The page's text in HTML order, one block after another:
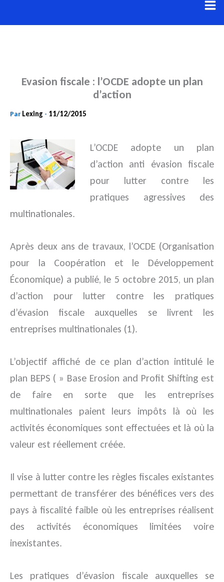
au
Evasion fiscale : l’OCDE adopte un plan
d’action
Par Lexing - 11/12/2015
L’OCDE adopte un plan
d’action anti évasion fiscale
pour lutter contre les
pratiques agressives des
multinationales.
Après deux ans de travaux, l’OCDE (Organisation
pour la Coopération et le Développement
Économique) a publié, le 5 octobre 2015, un plan
d’action pour lutter contre les pratiques
d’évasion fiscale auxquelles se livrent les
entreprises multinationales (1).
L’objectif affiché de ce plan d’action intitulé le
plan BEPS ( » Base Erosion and Profit Shifting est
de faire en sorte que les entreprises
multinationales paient leurs impôts là où les
activités économiques sont effectuées et là où la
valeur est réellement créée.
Il vise à lutter contre les règles fiscales existantes
permettant de transférer des bénéfices vers des
pays à fiscalité faible où les entreprises réalisent
des activités économiques limitées voire
inexistantes.
Les pratiques d’évasion fiscale auxquelles se